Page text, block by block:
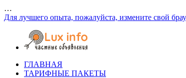
…
Для лучшего опыта, пожалуйста, измените свой
ГЛАВНАЯ
ТАРИФНЫЕ ПАКЕТЫ